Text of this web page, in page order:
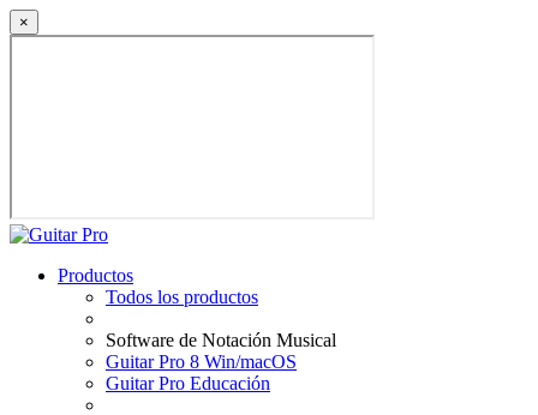
×
Productos
Todos los productos
Software de Notación Musical
Guitar Pro 8 Win/macOS
Guitar Pro Educación